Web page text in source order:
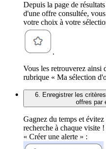
Depuis la page de
d'une offre consultée,
votre choix à votre
.
Vous les retrouverez ainsi
rubrique « Ma sélection
6. Enregistrer les
offres par
Gagnez du temps et
recherche à chaque visite
« Créer une alerte » :